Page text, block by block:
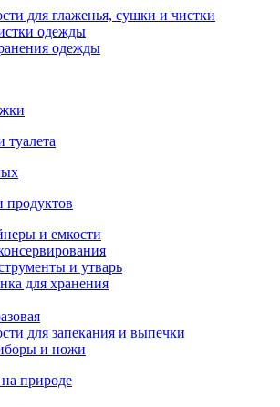
для глаженья, сушки и чистки
одежды
одежды
продуктов
и емкости
и утварь
для хранения
для запекания и выпечки
и ножи
природе